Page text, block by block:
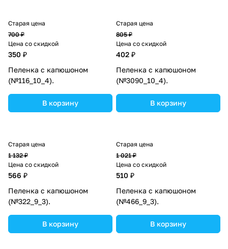
Старая цена
700 ₽
Цена со скидкой
350 ₽
Пеленка с капюшоном
(№116_10_4).
В корзину
Старая цена
805 ₽
Цена со скидкой
402 ₽
Пеленка с капюшоном
(№3090_10_4).
В корзину
Старая цена
1 132 ₽
Цена со скидкой
566 ₽
Пеленка с капюшоном
(№322_9_3).
В корзину
Старая цена
1 021 ₽
Цена со скидкой
510 ₽
Пеленка с капюшоном
(№466_9_3).
В корзину